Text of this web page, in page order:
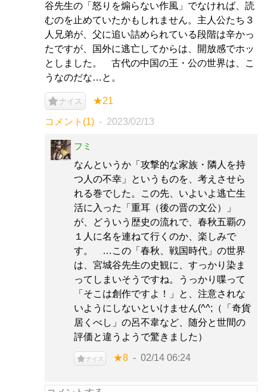
谷先生の「怒りを煽らない作風」でなければ、読
むのを止めていたかもしれません。主人公たち３
人兄弟が、父に追い詰められている段階は辛かっ
たですが、国外に逃亡してからは、開放感でホッ
としました。 古代の中国の王・公の世界は、こ
うなのだな…と。
ナイス ★21
コメント(1) 2023/02/13
フミ
なんというか「攻撃的な家族・隣人を持
つ人の不幸」というものを、考えさせら
れる巻でした。この先、いよいよ逃亡生
活に入った「重耳（後の晋の文公）」
が、どういう歴史の流れで、春秋五覇の
１人に名を連ねて行くのか、楽しみで
す。 …この「春秋、戦国時代」の世界
は、宮城谷先生の史観に、すっかり染ま
ってしまいそうですね。うっかり喋って
「そこは創作ですよ！」と、注意されな
いようにしないといけません(^^;（「奇貨
居くべし」の呂不韋など、随分と世間の
評価と違うようで驚きました）
ナイス ★8 02/14 06:24